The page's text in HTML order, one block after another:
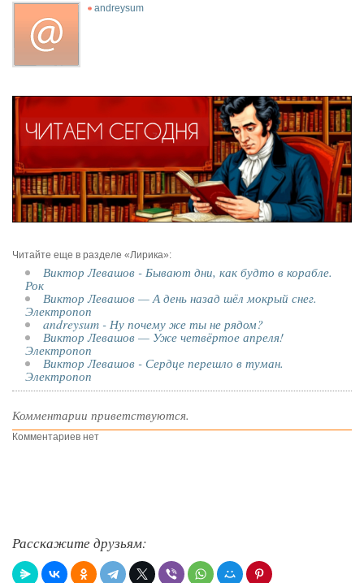
andreysum
Читайте еще в разделе «Лирика»:
Виктор Левашов - Бывают дни, как будто в корабле.
Рок
Виктор Левашов — А день назад шёл мокрый снег.
Электропоп
andreysum - Ну почему же ты не рядом?
Виктор Левашов — Уже четвёртое апреля!
Электропоп
Виктор Левашов - Сердце перешло в туман.
Электропоп
Комментарии приветствуются.
Комментариев нет
Расскажите друзьям: